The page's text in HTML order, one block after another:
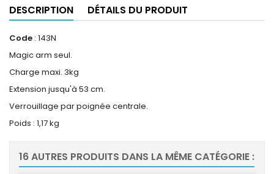
DESCRIPTION DÉTAILS DU PRODUIT
Code : 143N
Magic arm seul.
Charge maxi. 3kg
Extension jusqu'à 53 cm.
Verrouillage par poignée centrale.
Poids : 1,17 kg
16 AUTRES PRODUITS DANS LA MÊME CATÉGORIE :